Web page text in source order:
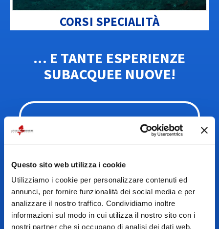
Questo sito web utilizza i cookie
Utilizziamo i cookie per personalizzare contenuti ed
annunci, per fornire funzionalità dei social media e per
analizzare il nostro traffico. Condividiamo inoltre
informazioni sul modo in cui utilizza il nostro sito con i
nostri partner che si occupano di analisi dei dati web,
CORSI SPECIALITÀ
... E TANTE ESPERIENZE
SUBACQUEE NUOVE!
SCOOTER SUBACQUEO